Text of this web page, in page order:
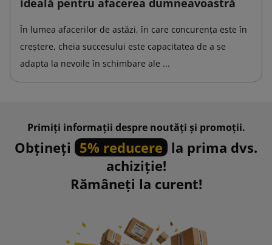
În lumea afacerilor de astăzi, în care concurența este în
creștere, cheia succesului este capacitatea de a se
adapta la nevoile în schimbare ale ...
Primiți informații despre noutăți și promoții.
Obțineți 5% reducere la prima dvs.
achiziție!
Rămâneți la curent!